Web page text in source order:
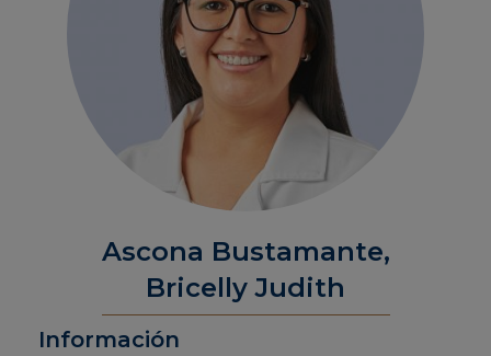
Ascona Bustamante,
Bricelly Judith
Información